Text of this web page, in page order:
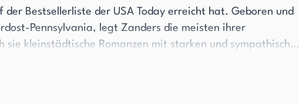
Bestsellerliste der USA Today erreicht hat. Geboren und
Pennsylvania, legt Zanders die meisten ihrer
sie kleinstädtische Romanzen mit starken und sympathischen
erschafft.